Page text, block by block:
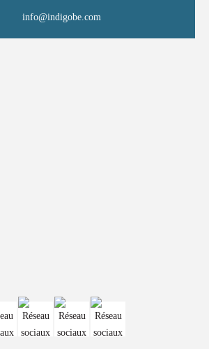
info@indigobe.com